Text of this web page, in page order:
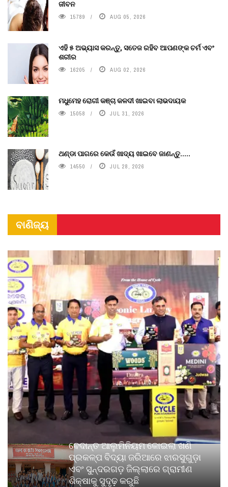
ଜୀବନ
15789 AUG 05, 2026
ଏହି ୫ ଅଭ୍ୟାସ କରନ୍ତୁ, ସତେଜ ରହିବ ଆପଣଙ୍କ ଚର୍ମ ଏବଂ
ଶରୀର
16205 AUG 02, 2026
ମଧୁମେହ ରୋଗୀ କଞ୍ଚା କଳଦୀ ଖାଇବା ଲାଭଦାୟକ
15058 JUL 31, 2026
ଥଣ୍ଡା ପାଗରେ କେଉଁ ଖାଦ୍ୟ ଖାଇବେ ଜାଣନ୍ତୁ.....
14550 JUL 28, 2026
ବାଣିଜ୍ୟ
ବେଦାନ୍ତ ଆଲୁମିନିୟମ କୋଇଲା ଖଣି
ପ୍ରକଳ୍ପ ବିଦ୍ୟା ଜରିଆରେ ଝାରସୁଗୁଡ଼ା
ଏବଂ ସୁନ୍ଦରଗଡ଼ ଜିଲ୍ଲାରେ ଗ୍ରାମୀଣ
ଶିକ୍ଷାକୁ ସୁଦୃଢ଼ କରୁଛି